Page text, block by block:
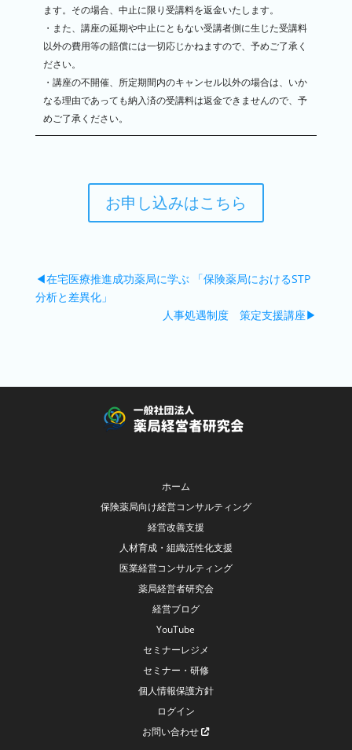
ます。その場合、中止に限り受講料を返金いたします。
・また、講座の延期や中止にともない受講者側に生じた受講料
以外の費用等の賠償には一切応じかねますので、予めご了承く
ださい。
・講座の不開催、所定期間内のキャンセル以外の場合は、いか
なる理由であっても納入済の受講料は返金できませんので、予
めご了承ください。
お申し込みはこちら
◀在宅医療推進成功薬局に学ぶ 「保険薬局におけるSTP
分析と差異化」
人事処遇制度 策定支援講座▶
ホーム
保険薬局向け経営コンサルティング
経営改善支援
人材育成・組織活性化支援
医業経営コンサルティング
薬局経営者研究会
経営ブログ
YouTube
セミナーレジメ
セミナー・研修
個人情報保護方針
ログイン
お問い合わせ